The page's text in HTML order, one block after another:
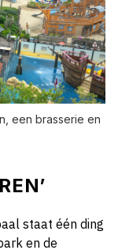
een brasserie en
staat één ding
en de